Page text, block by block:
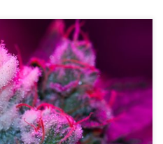
znanych i popularnych